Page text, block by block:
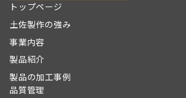
トップページ
土佐製作の強み
事業内容
製品紹介
製品の加工事例
品質管理